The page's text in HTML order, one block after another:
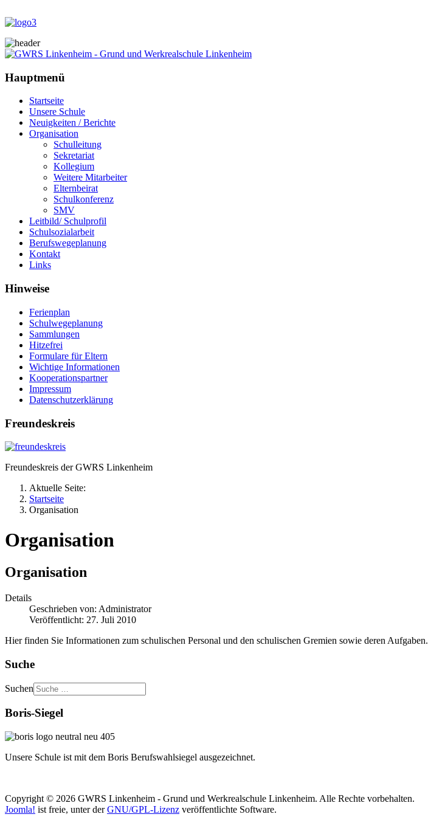
Hauptmenü
Startseite
Unsere Schule
Neuigkeiten / Berichte
Organisation
Schulleitung
Sekretariat
Kollegium
Weitere Mitarbeiter
Elternbeirat
Schulkonferenz
SMV
Leitbild/ Schulprofil
Schulsozialarbeit
Berufswegeplanung
Kontakt
Links
Hinweise
Ferienplan
Schulwegeplanung
Sammlungen
Hitzefrei
Formulare für Eltern
Wichtige Informationen
Kooperationspartner
Impressum
Datenschutzerklärung
Freundeskreis
Freundeskreis der GWRS Linkenheim
Aktuelle Seite:
Startseite
Organisation
Organisation
Organisation
Details
Geschrieben von: Administrator
Veröffentlicht: 27. Juli 2010
Hier finden Sie Informationen zum schulischen Personal und den schulischen Gremien sowie deren Aufgaben.
Suche
Suchen
Boris-Siegel
Unsere Schule ist mit dem Boris Berufswahlsiegel ausgezeichnet.
Copyright © 2026 GWRS Linkenheim - Grund und Werkrealschule Linkenheim. Alle Rechte vorbehalten.
Joomla! ist freie, unter derGNU/GPL-Lizenz veröffentlichte Software.